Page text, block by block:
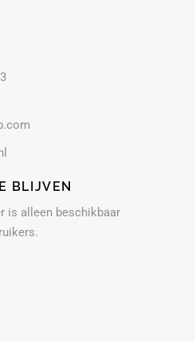
BLIJVEN
is alleen beschikbaar